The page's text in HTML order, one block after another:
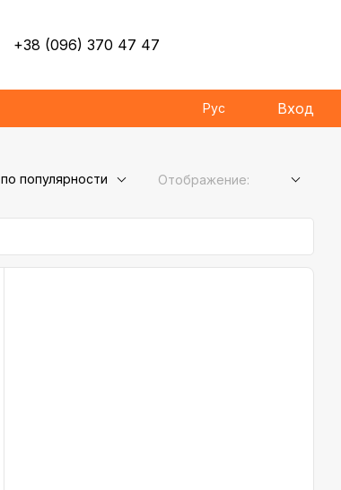
+38 (096) 370 47 47
Рус Вход
по популярности Отображение: